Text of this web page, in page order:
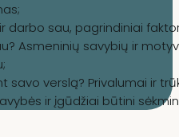
;
darbo sau, pagrindiniai
Asmeninių savybių ir
savo verslą? Privalumai ir
ir įgūdžiai būtini